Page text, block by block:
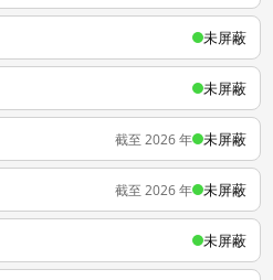
未屏蔽
未屏蔽
截至 2026 年 未屏蔽
截至 2026 年 未屏蔽
未屏蔽